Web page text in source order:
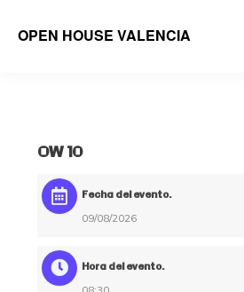
OPEN HOUSE VALENCIA
OW 10
Fecha del evento:
09/08/2026
Hora del evento: